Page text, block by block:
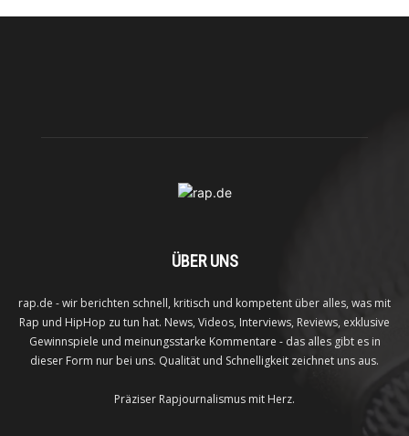
ÜBER UNS
rap.de - wir berichten schnell, kritisch und kompetent über alles, was mit
Rap und HipHop zu tun hat. News, Videos, Interviews, Reviews, exklusive
Gewinnspiele und meinungsstarke Kommentare - das alles gibt es in
dieser Form nur bei uns. Qualität und Schnelligkeit zeichnet uns aus.
Präziser Rapjournalismus mit Herz.